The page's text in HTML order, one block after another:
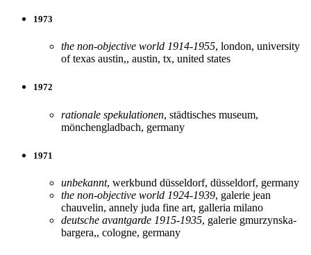
1973
the non-objective world 1914-1955, london, university
of texas austin,, austin, tx, united states
1972
rationale spekulationen, städtisches museum,
mönchengladbach, germany
1971
unbekannt, werkbund düsseldorf, düsseldorf, germany
the non-objective world 1924-1939, galerie jean
chauvelin, annely juda fine art, galleria milano
deutsche avantgarde 1915-1935, galerie gmurzynska-
bargera,, cologne, germany